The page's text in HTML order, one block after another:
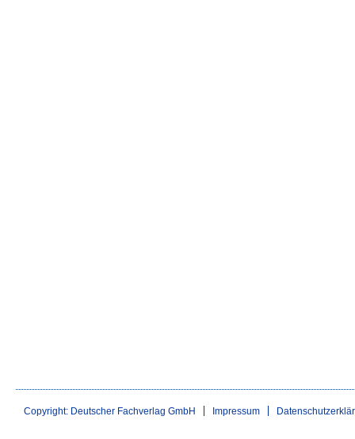
Copyright: Deutscher Fachverlag GmbH Impressum